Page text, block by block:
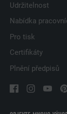
Udržitelnost
Nabídka
Pro tisk
Certifikáty
Plnění předpisů